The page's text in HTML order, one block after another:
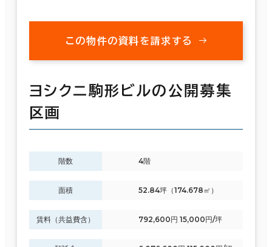
この物件の資料を請求する
ヨシクニ駒形ビルの公開募集
区画
階数 4階
面積 52.84坪（174.678㎡）
賃料（共益費含） 792,600円 15,000円/坪